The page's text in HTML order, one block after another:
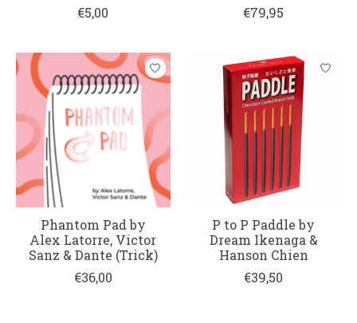
€5,00
€79,95
Phantom Pad by
Alex Latorre, Victor
Sanz & Dante (Trick)
€36,00
P to P Paddle by
Dream Ikenaga &
Hanson Chien
€39,50